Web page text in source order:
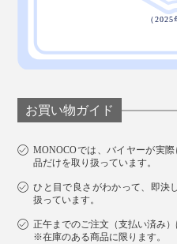
ミルクとの相性もいいの
を、温めた牛乳や冷たい
好みでどうぞ。
お買い物ガイド
MONOCOでは、バイヤーが実
品だけを取り扱っています。
ひと目で良さがわかって、即決
扱っています。
正午までのご注文（支払い済み）
※在庫のある商品に限ります。